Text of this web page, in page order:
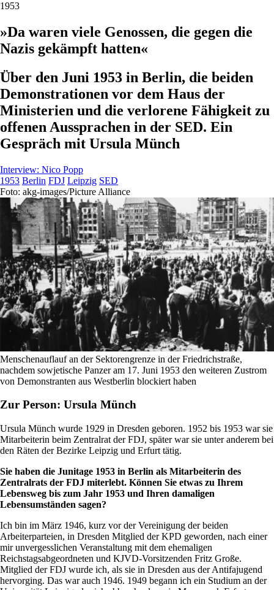
1953
»Da waren viele Genossen, die gegen die
Nazis gekämpft hatten«
Über den Juni 1953 in Berlin, die beiden
Demonstrationen vor dem Haus der
Ministerien und die verlorene Fähigkeit zu
offenen Aussprachen in der SED. Ein
Gespräch mit Ursula Münch
Interview: Nico Popp
1953 Berlin FDJ Leipzig SED
Foto: akg-images/Picture Alliance
Menschenauflauf an der Sektorengrenze in der Friedrichstraße,
nachdem sowjetische Panzer am 17. Juni 1953 den weiteren Zustrom
von Demonstranten aus Westberlin blockiert haben
Zur Person: Ursula Münch
Ursula Münch wurde 1929 in Dresden geboren. 1952 bis 1953 war sie
Mitarbeiterin beim Zentralrat der FDJ, später war sie unter anderem bei
den Räten der Bezirke Leipzig und Erfurt tätig.
Sie haben die Junitage 1953 in Berlin als Mitarbeiterin des
Zentralrats der FDJ miterlebt. Können Sie etwas zu Ihrem
Lebensweg bis zum Jahr 1953 und Ihren damaligen
Lebensumständen sagen?
Ich bin im März 1946, kurz vor der Vereinigung der beiden
Arbeiterparteien, in Dresden Mitglied der KPD geworden, nach einer
mir unvergesslichen Veranstaltung mit dem ehemaligen
Reichstagsabgeordneten und KJVD-Vorsitzenden Fritz Große.
Mitglied der FDJ wurde ich, als sie in Dresden aus der Antifajugend
hervorging. Das war auch 1946. 1949 begann ich ein Studium an der